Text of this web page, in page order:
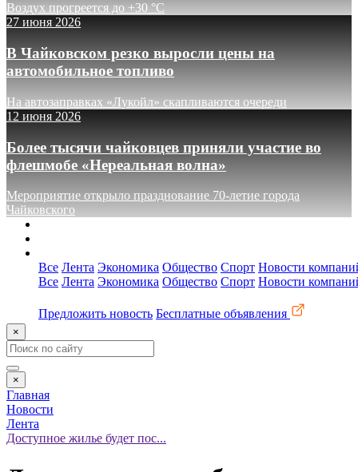
Воздух прогреется до +30 °C
27 июня 2026
В Чайковском резко выросли цены на
автомобильное топливо
На автозаправках «Лукойл» скапливаются очереди
12 июня 2026
Более тысячи чайковцев приняли участие во
флешмобе «Нереальная волна»
Мероприятие открыло празднование 70-летие города
Чайковского
Все Лента Экономика Общество Спорт Новости
Все Лента Экономика Общество Спорт Новости
Предложить новость Бесплатные объявления
×
×
Главная
Новости
Лента
Доступное жилье будет пос...